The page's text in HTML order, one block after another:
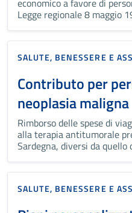
Legge regionale 8 maggio
SALUTE, BENESSERE E
Contributo per
neoplasia maligna
Rimborso delle spese di
alla terapia antitumorale
Sardegna, diversi da quello
SALUTE, BENESSERE E